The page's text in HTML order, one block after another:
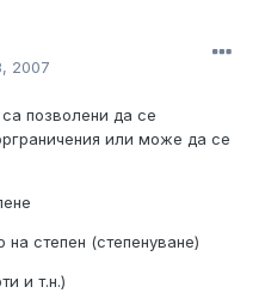
2007
позволени да се
или може да се
степен (степенуване)
и т.н.)